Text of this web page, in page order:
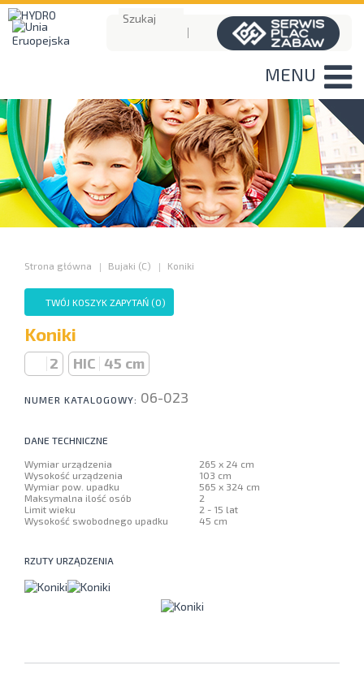
MENU
Strona główna Bujaki (C) Koniki
TWÓJ KOSZYK ZAPYTAŃ (0)
Koniki
2 HIC 45 cm
NUMER KATALOGOWY: 06-023
DANE TECHNICZNE
Wymiar urządzenia
265 x 24 cm
Wysokość urządzenia
103 cm
Wymiar pow. upadku
565 x 324 cm
Maksymalna ilość osób
2
Limit wieku
2 - 15 lat
Wysokość swobodnego upadku
45 cm
RZUTY URZĄDZENIA